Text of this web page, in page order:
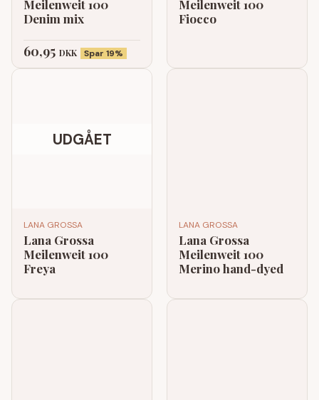
Meilenweit 100
Denim mix
60,95 DKK Spar 19%
Meilenweit 100
Fiocco
UDGÅET
LANA GROSSA
Lana Grossa
Meilenweit 100
Freya
LANA GROSSA
Lana Grossa
Meilenweit 100
Merino hand-dyed